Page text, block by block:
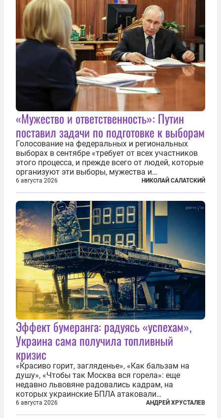
«Мужество и ответственность»: Путин
поставил задачи по подготовке к выборам
Голосование на федеральных и региональных
выборах в сентябре «требует от всех участников
этого процесса, и прежде всего от людей, которые
организуют эти выборы, мужества и
ответственного отношения к формированию
власти», — подчеркнул президент Владимир Путин
на состоявшейся 5 августа в Кремле...
6 августа 2026 НИКОЛАЙ САЛАТСКИЙ
Эффект бумеранга: радуясь «успехам»,
Украина сама получила топливный
кризис
«Красиво горит, загляденье», «Как бальзам на
душу», «Чтобы так Москва вся горела»: еще
недавно львовяне радовались кадрам, на
которых украинские БПЛА атаковали
нефтеперерабатывающие предприятия России. В
скором времени оказалось, что в «эту игру можно
6 августа 2026 АНДРЕЙ ХРУСТАЛЕВ